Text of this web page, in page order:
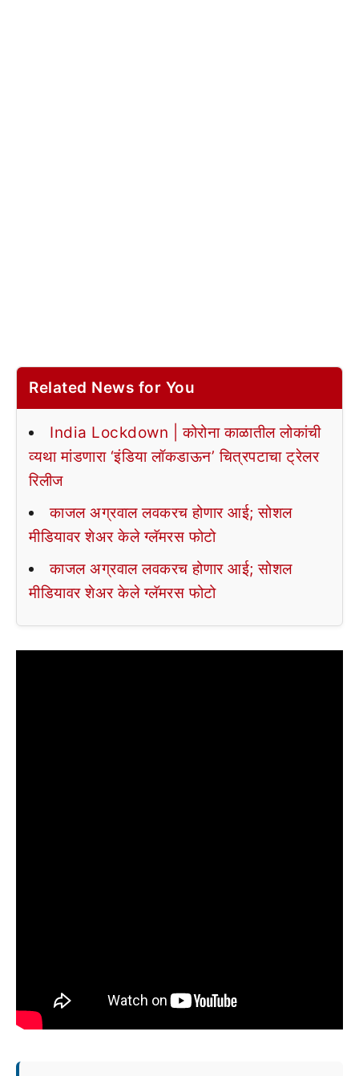
Related News for You
India Lockdown | कोरोना काळातील लोकांची
व्यथा मांडणारा ‘इंडिया लॉकडाऊन’ चित्रपटाचा ट्रेलर
रिलीज
काजल अग्रवाल लवकरच होणार आई; सोशल
मीडियावर शेअर केले ग्लॅमरस फोटो
काजल अग्रवाल लवकरच होणार आई; सोशल
मीडियावर शेअर केले ग्लॅमरस फोटो